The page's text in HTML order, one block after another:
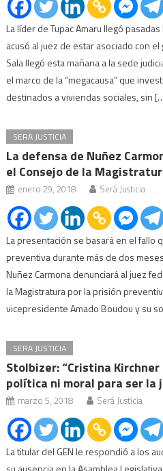
La líder de Tupac Amaru llegó
acusó al juez de estar asociado con
Sala llegó esta mañana a la sede
el marco de la “megacausa” que
destinados a viviendas sociales, sin
SERA JUSTICIA
La defensa de Nuñez
el Consejo de la
enero 29, 2018 Será Justicia
La presentación se basará en el fallo
preventiva durante más de dos
Nuñez Carmona denunciará al juez
la Magistratura por la prisión
vicepresidente Amado Boudou y su
SERA JUSTICIA
Stolbizer: “Cristina
política ni moral para ser la
marzo 5, 2018 Será Justicia
La titular del GEN le respondió a los